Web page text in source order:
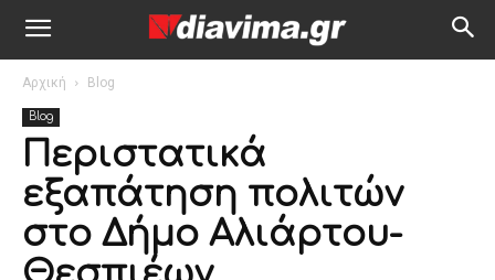
Αρχική Blog
Blog
Περιστατικά
εξαπάτηση πολιτών
στο Δήμο Αλιάρτου-